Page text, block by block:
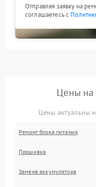
Отправляя заявку на
соглашаетесь с
Цены на
Цены актуальны
Ремонт блока питания
Прошивка
Замена аккумулятора